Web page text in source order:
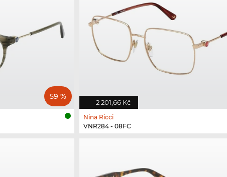
59 %
2 201,66 Kč
Nina Ricci
VNR284 - 08FC